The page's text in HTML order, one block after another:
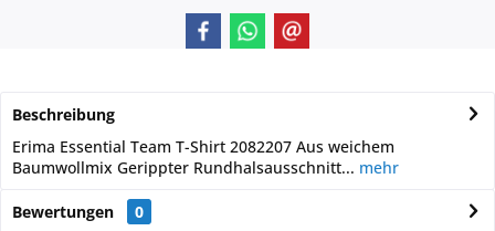
Beschreibung
Erima Essential Team T-Shirt 2082207 Aus weichem
Baumwollmix Gerippter Rundhalsausschnitt... mehr
Bewertungen
0